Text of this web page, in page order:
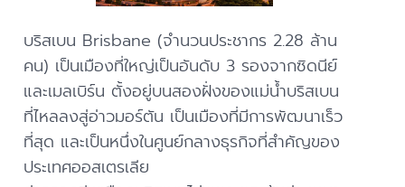
บริสเบน Brisbane (จำนวนประชากร 2.28 ล้าน
คน) เป็นเมืองที่ใหญ่เป็นอันดับ 3 รองจากซิดนีย์
และเมลเบิร์น ตั้งอยู่บนสองฝั่งของแม่น้ำบริสเบน
ที่ไหลลงสู่อ่าวมอร์ตัน เป็นเมืองที่มีการพัฒนาเร็ว
ที่สุด และเป็นหนึ่งในศูนย์กลางธุรกิจที่สำคัญของ
ประเทศออสเตรเลีย